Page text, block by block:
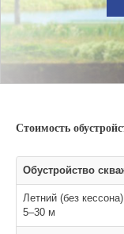
Стоимость
Обустройство
Летний (без
5–30 м